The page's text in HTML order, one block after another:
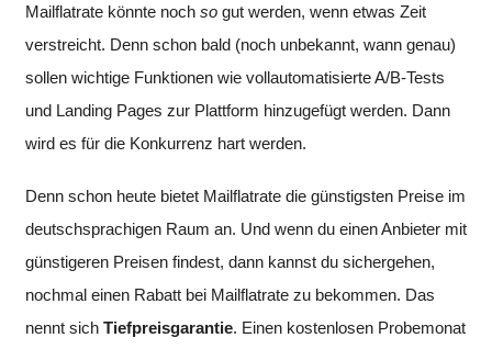
Mailflatrate könnte noch so gut werden, wenn etwas Zeit
verstreicht. Denn schon bald (noch unbekannt, wann genau)
sollen wichtige Funktionen wie vollautomatisierte A/B-Tests
und Landing Pages zur Plattform hinzugefügt werden. Dann
wird es für die Konkurrenz hart werden.
Denn schon heute bietet Mailflatrate die günstigsten Preise im
deutschsprachigen Raum an. Und wenn du einen Anbieter mit
günstigeren Preisen findest, dann kannst du sichergehen,
nochmal einen Rabatt bei Mailflatrate zu bekommen. Das
nennt sich Tiefpreisgarantie. Einen kostenlosen Probemonat